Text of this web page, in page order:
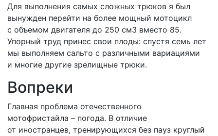
Для выполнения самых сложных трюков я был
вынужден перейти на более мощный мотоцикл
с объемом двигателя до 250 см3 вместо 85.
Упорный труд принес свои плоды: спустя семь лет
мы выполняем сальто с различными вариациями
и многие другие зрелищные трюки.
Вопреки
Главная проблема отечественного
мотофристайла – погода. В отличие
от иностранцев, тренирующихся без пауз круглый